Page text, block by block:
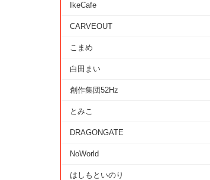
IkeCafe
CARVEOUT
こまめ
白田まい
創作集団52Hz
とみこ
DRAGONGATE
NoWorld
はしもといのり